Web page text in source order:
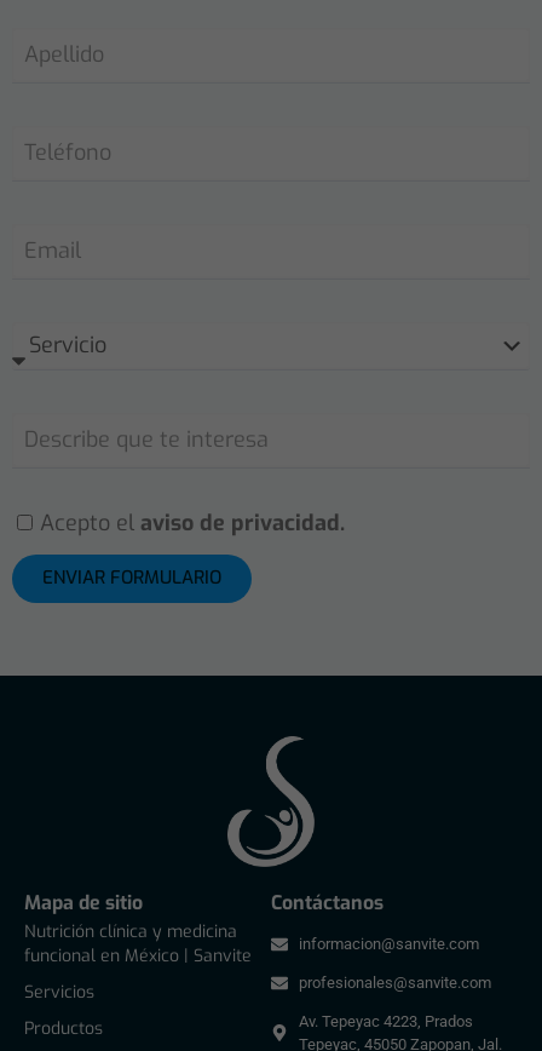
Acepto el aviso de privacidad.
ENVIAR FORMULARIO
Mapa de sitio
Nutrición clínica y medicina
funcional en México | Sanvite
Servicios
Productos
Contáctanos
informacion@sanvite.com
profesionales@sanvite.com
Av. Tepeyac 4223, Prados
Tepeyac, 45050 Zapopan, Jal.